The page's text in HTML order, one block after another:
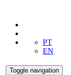
PT
EN
Toggle navigation